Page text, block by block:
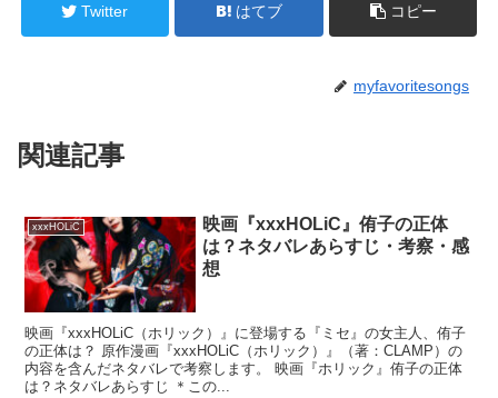
Twitter はてブ コピー
myfavoritesongs
関連記事
xxxHOLiC
映画『xxxHOLiC』侑子の正体
は？ネタバレあらすじ・考察・感
想
映画『xxxHOLiC（ホリック）』に登場する『ミセ』の女主人、侑子
の正体は？ 原作漫画『xxxHOLiC（ホリック）』（著：CLAMP）の
内容を含んだネタバレで考察します。 映画『ホリック』侑子の正体
は？ネタバレあらすじ ＊この...